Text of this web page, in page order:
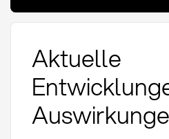
Aktuelle